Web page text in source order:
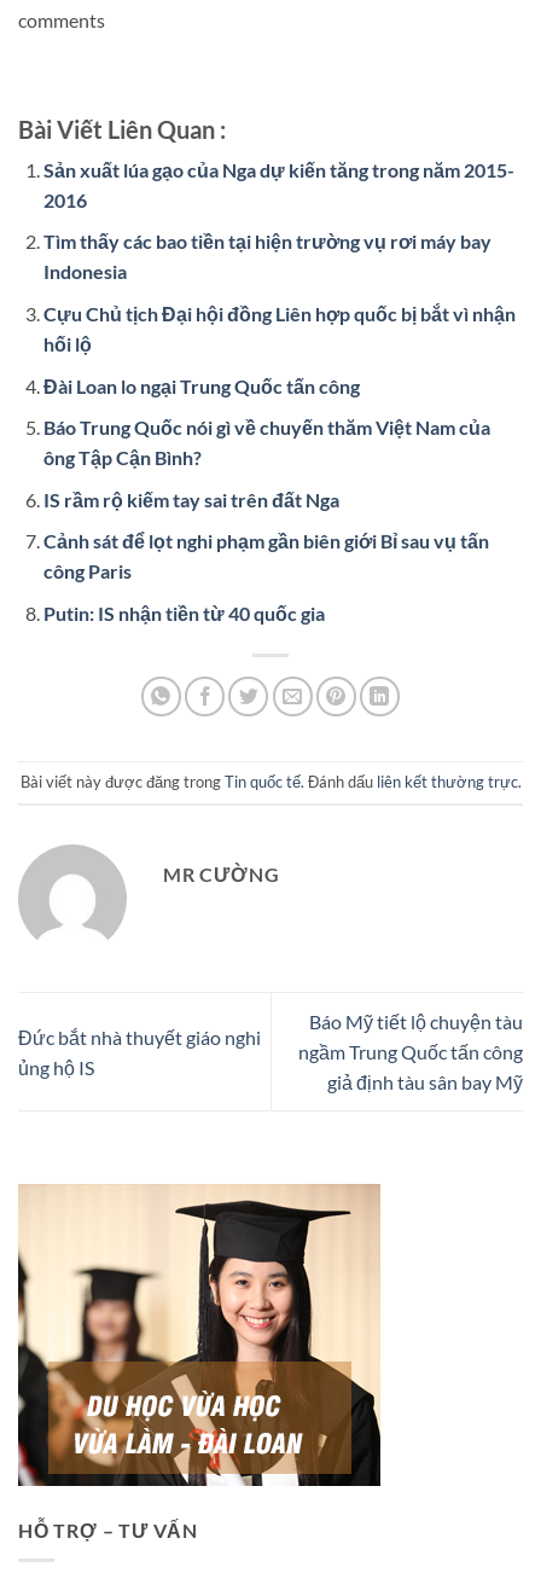
comments
Bài Viết Liên Quan :
Sản xuất lúa gạo của Nga dự kiến tăng trong năm 2015-
2016
Tìm thấy các bao tiền tại hiện trường vụ rơi máy bay
Indonesia
Cựu Chủ tịch Đại hội đồng Liên hợp quốc bị bắt vì nhận
hối lộ
Đài Loan lo ngại Trung Quốc tấn công
Báo Trung Quốc nói gì về chuyến thăm Việt Nam của
ông Tập Cận Bình?
IS rầm rộ kiếm tay sai trên đất Nga
Cảnh sát để lọt nghi phạm gần biên giới Bỉ sau vụ tấn
công Paris
Putin: IS nhận tiền từ 40 quốc gia
Bài viết này được đăng trongTin quốc tế. Đánh dấu liên kết thường trực.
MR CƯỜNG
Đức bắt nhà thuyết giáo nghi
ủng hộ IS
Báo Mỹ tiết lộ chuyện tàu
ngầm Trung Quốc tấn công
giả định tàu sân bay Mỹ
HỖ TRỢ – TƯ VẤN